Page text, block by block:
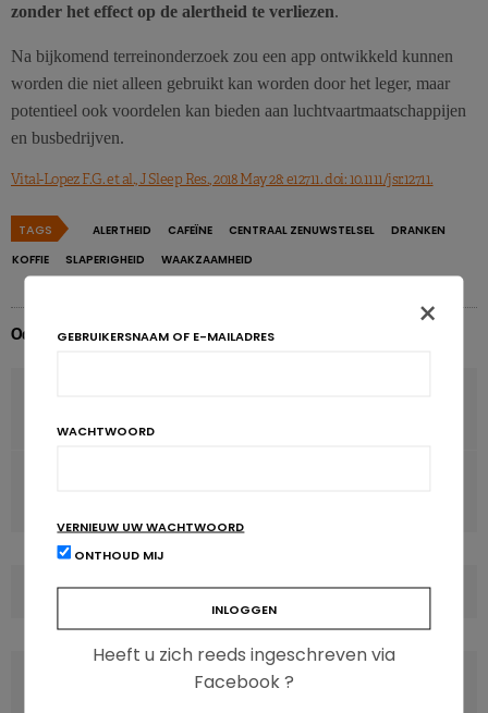
zonder het effect op de alertheid te verliezen.
Na bijkomend terreinonderzoek zou een app ontwikkeld kunnen
worden die niet alleen gebruikt kan worden door het leger, maar
potentieel ook voordelen kan bieden aan luchtvaartmaatschappijen
en busbedrijven.
Vital-Lopez F.G. et al., J Sleep Res., 2018 May 28: e12711. doi: 10.1111/jsr.12711.
TAGS ALERTHEID CAFEÏNE CENTRAAL ZENUWSTELSEL
DRANKEN
KOFFIE
SLAPERIGHEID WAAKZAAMHEID
Odile Bernard
COMMENTS(0)
×
GEBRUIKERSNAAM OF E-MAILADRES
WACHTWOORD
VERNIEUW UW WACHTWOORD
ONTHOUD MIJ
Heeft u zich reeds ingeschreven via
Facebook ?